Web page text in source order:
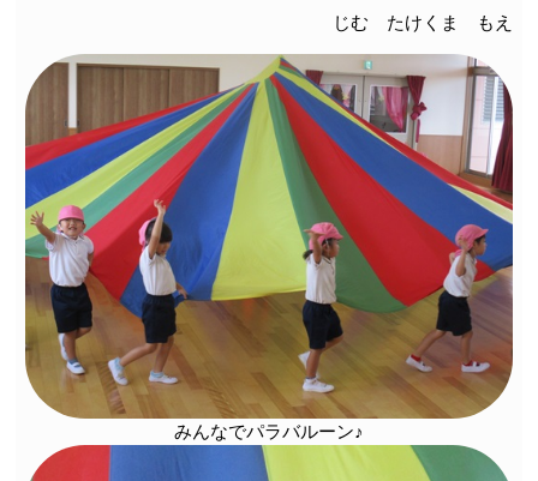
じむ たけくま もえ
みんなでパラバルーン♪